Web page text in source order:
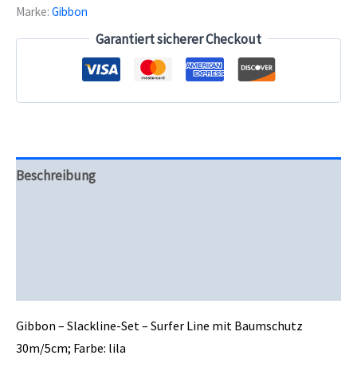
Marke: Gibbon
Garantiert sicherer Checkout
Beschreibung
Gibbon – Slackline-Set – Surfer Line mit Baumschutz
30m/5cm; Farbe: lila